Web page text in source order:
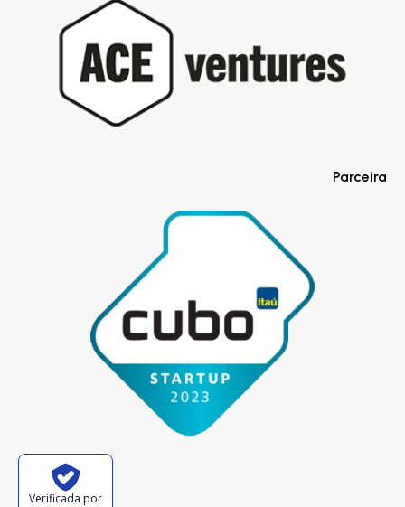
Parceira
Verificada por